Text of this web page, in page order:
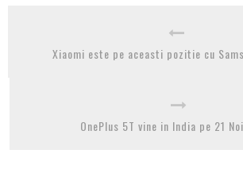
Xiaomi este pe aceasti pozitie cu
OnePlus 5T vine in India pe 21